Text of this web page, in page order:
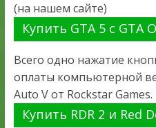
(на нашем сайте)
Купить GTA 5 с GTA
Всего одно нажатие
оплаты компьютерной
Auto V от Rockstar Games.
Купить RDR 2 и Red